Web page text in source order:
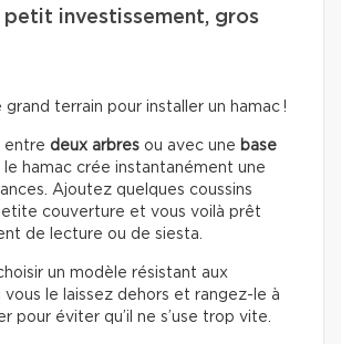
petit investissement, gros
grand terrain pour installer un hamac !
, entre deux arbres ou avec une base
, le hamac crée instantanément une
Ajoutez quelques coussins
couverture et vous voilà prêt
de lecture ou de siesta.
un modèle résistant aux
vous le laissez dehors et rangez-le à
pour éviter qu’il ne s’use trop vite.